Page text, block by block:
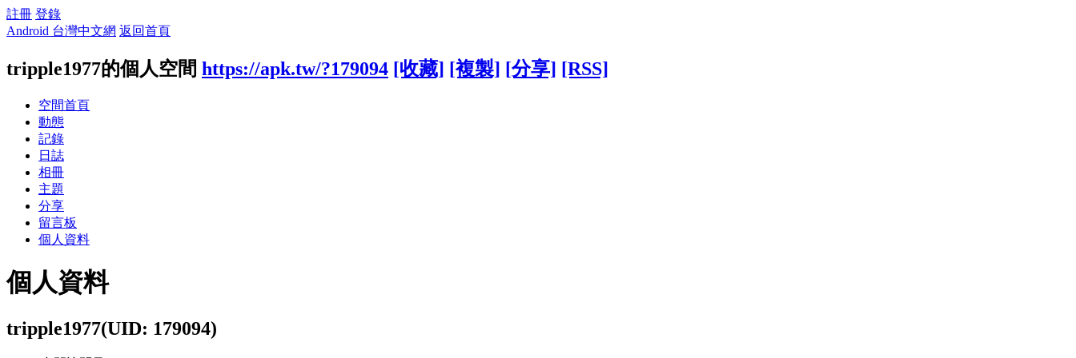
註冊 登錄
Android 台灣中文網 返回首頁
tripple1977的個人空間 https://apk.tw/?179094 [收藏] [複製] [分享] [RSS]
空間首頁
動態
記錄
日誌
相冊
主題
分享
留言板
個人資料
個人資料
tripple1977(UID: 179094)